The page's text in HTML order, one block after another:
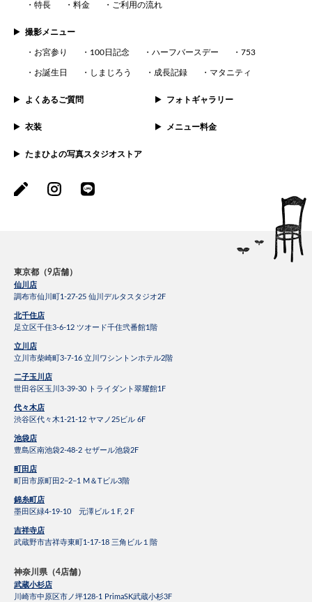
特長 料金 ご利用の流れ
撮影メニュー
お宮参り 100日記念 ハーフバースデー 753
お誕生日 しまじろう 成長記録 マタニティ
よくあるご質問 フォトギャラリー
衣装 メニュー料金
たまひよの写真スタジオストア
東京都（9店舗）
仙川店
調布市仙川町1-27-25 仙川デルタスタジオ2F
北千住店
足立区千住3-6-12 ツオード千住弐番館1階
立川店
立川市柴崎町3-7-16 立川ワシントンホテル2階
二子玉川店
世田谷区玉川3-39-30 トライダント翠耀館1F
代々木店
渋谷区代々木1-21-12 ヤマノ25ビル 6F
池袋店
豊島区南池袋2-48-2 セザール池袋2F
町田店
町田市原町田2−2−1 M＆Tビル3階
錦糸町店
墨田区緑4-19-10 元澤ビル１F,２F
吉祥寺店
武蔵野市吉祥寺東町1-17-18 三角ビル１階
神奈川県（4店舗）
武蔵小杉店
川崎市中原区市ノ坪128-1 PrimaSK武蔵小杉3F